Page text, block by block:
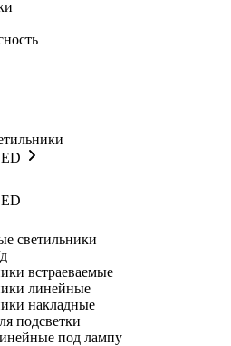
светильники
встраеваемые
линейные
накладные
подсветки
под лампу